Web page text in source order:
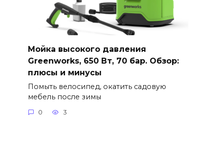
Мойка высокого давления
Greenworks, 650 Вт, 70 бар. Обзор:
плюсы и минусы
Помыть велосипед, окатить садовую
мебель после зимы
0 3